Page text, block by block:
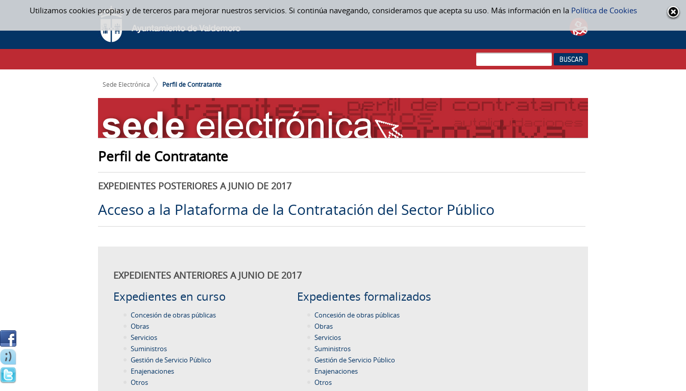
Utilizamos cookies propias y de terceros para mejorar nuestros servicios. Si continúa navegando, consideramos que acepta su uso. Más información en la Política de Cookies
Saltar al contenido
PERFIL DE CONTRATANTE
CAMINO DE MIGAS
Sede Electrónica Perfil de Contratante
Perfil de Contratante
EXPEDIENTES POSTERIORES A JUNIO DE 2017
Acceso a la Plataforma de la Contratación del Sector Público
EXPEDIENTES ANTERIORES A JUNIO DE 2017
Expedientes en curso
Concesión de obras públicas
Obras
Servicios
Suministros
Gestión de Servicio Público
Enajenaciones
Otros
Expedientes formalizados
Concesión de obras públicas
Obras
Servicios
Suministros
Gestión de Servicio Público
Enajenaciones
Otros